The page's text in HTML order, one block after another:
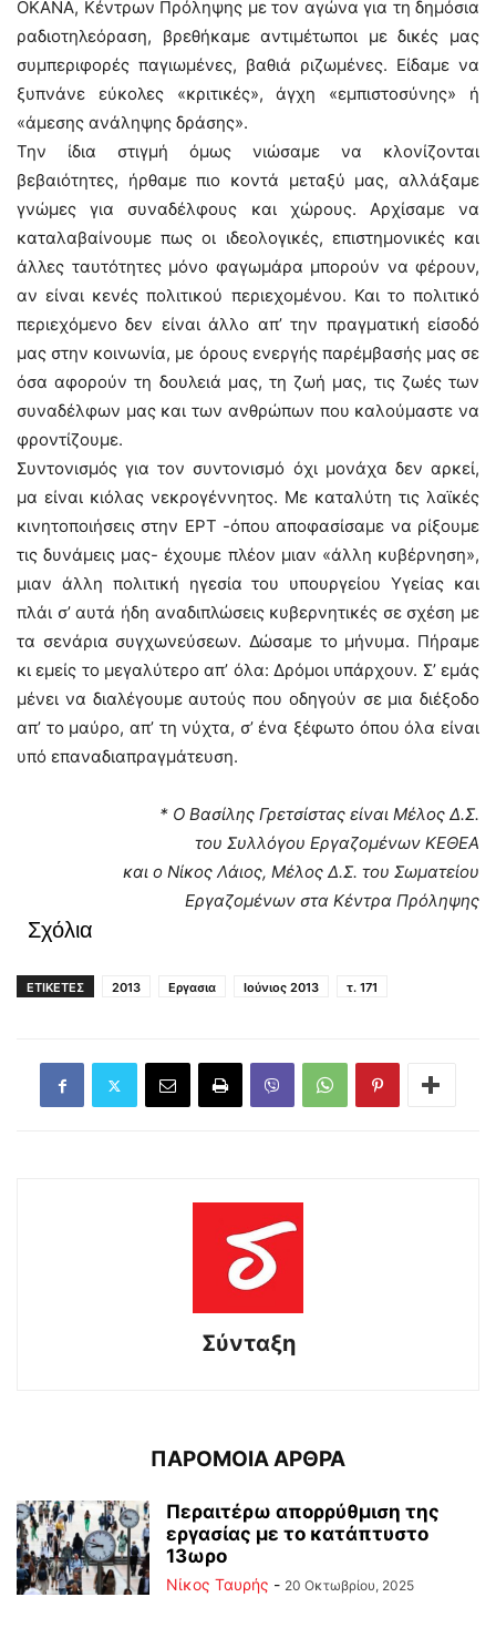
ΟΚΑΝΑ, Κέντρων Πρόληψης με τον αγώνα για τη δημόσια
ραδιοτηλεόραση, βρεθήκαμε αντιμέτωποι με δικές μας
συμπεριφορές παγιωμένες, βαθιά ριζωμένες. Είδαμε να
ξυπνάνε εύκολες «κριτικές», άγχη «εμπιστοσύνης» ή
«άμεσης ανάληψης δράσης».
Την ίδια στιγμή όμως νιώσαμε να κλονίζονται
βεβαιότητες, ήρθαμε πιο κοντά μεταξύ μας, αλλάξαμε
γνώμες για συναδέλφους και χώρους. Αρχίσαμε να
καταλαβαίνουμε πως οι ιδεολογικές, επιστημονικές και
άλλες ταυτότητες μόνο φαγωμάρα μπορούν να φέρουν,
αν είναι κενές πολιτικού περιεχομένου. Και το πολιτικό
περιεχόμενο δεν είναι άλλο απ’ την πραγματική είσοδό
μας στην κοινωνία, με όρους ενεργής παρέμβασής μας σε
όσα αφορούν τη δουλειά μας, τη ζωή μας, τις ζωές των
συναδέλφων μας και των ανθρώπων που καλούμαστε να
φροντίζουμε.
Συντονισμός για τον συντονισμό όχι μονάχα δεν αρκεί,
μα είναι κιόλας νεκρογέννητος. Με καταλύτη τις λαϊκές
κινητοποιήσεις στην ΕΡΤ -όπου αποφασίσαμε να ρίξουμε
τις δυνάμεις μας- έχουμε πλέον μιαν «άλλη κυβέρνηση»,
μιαν άλλη πολιτική ηγεσία του υπουργείου Υγείας και
πλάι σ’ αυτά ήδη αναδιπλώσεις κυβερνητικές σε σχέση με
τα σενάρια συγχωνεύσεων. Δώσαμε το μήνυμα. Πήραμε
κι εμείς το μεγαλύτερο απ’ όλα: Δρόμοι υπάρχουν. Σ’ εμάς
μένει να διαλέγουμε αυτούς που οδηγούν σε μια διέξοδο
απ’ το μαύρο, απ’ τη νύχτα, σ’ ένα ξέφωτο όπου όλα είναι
υπό επαναδιαπραγμάτευση.
* Ο Βασίλης Γρετσίστας είναι Μέλος Δ.Σ.
του Συλλόγου Εργαζομένων ΚΕΘΕΑ
και ο Νίκος Λάιος, Μέλος Δ.Σ. του Σωματείου
Εργαζομένων στα Κέντρα Πρόληψης
Σχόλια
ΕΤΙΚΕΤΕΣ 2013 Εργασια Ιούνιος 2013 τ. 171
Σύνταξη
ΠΑΡΟΜΟΙΑ ΑΡΘΡΑ
Περαιτέρω απορρύθμιση της
εργασίας με το κατάπτυστο
13ωρο
Νίκος Ταυρής - 20 Οκτωβρίου, 2025